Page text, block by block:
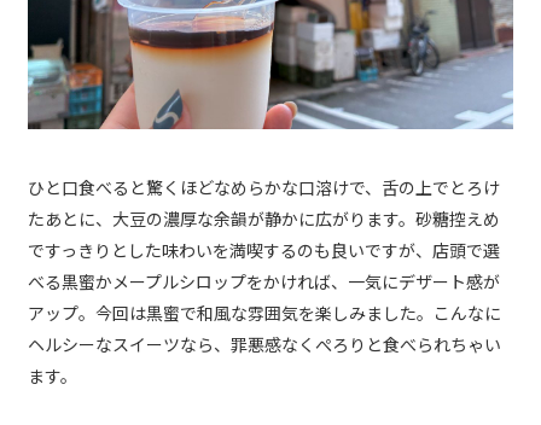
ひと口食べると驚くほどなめらかな口溶けで、舌の上でとろけ
たあとに、大豆の濃厚な余韻が静かに広がります。砂糖控えめ
ですっきりとした味わいを満喫するのも良いですが、店頭で選
べる黒蜜かメープルシロップをかければ、一気にデザート感が
アップ。今回は黒蜜で和風な雰囲気を楽しみました。こんなに
ヘルシーなスイーツなら、罪悪感なくぺろりと食べられちゃい
ます。